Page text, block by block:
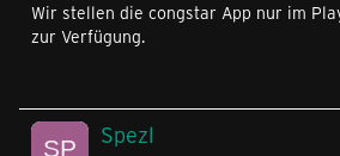
Wir stellen die congstar App nur im
zur Verfügung.
Spezl